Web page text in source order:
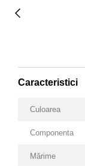
Caracteristici
Culoarea
Componenta
Mărime